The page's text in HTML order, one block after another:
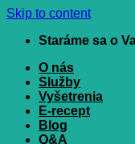
Skip to content
Staráme sa o
O nás
Služby
Vyšetrenia
E-recept
Blog
Q&A